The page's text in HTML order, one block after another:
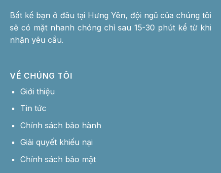
Bất kể bạn ở đâu tại Hưng Yên, đội ngũ của chúng tôi
sẽ có mặt nhanh chóng chỉ sau 15-30 phút kể từ khi
nhận yêu cầu.
VỀ CHÚNG TÔI
Giới thiệu
Tin tức
Chính sách bảo hành
Giải quyết khiếu nại
Chính sách bảo mật